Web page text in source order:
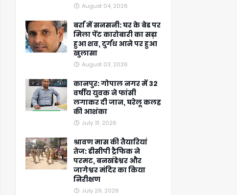
August 04, 2026
बर्रा में सनसनी: घर के बेड पर
मिला पेंट कारोबारी का सड़ा
हुआ शव, दुर्गंध आने पर हुआ
खुलासा
August 03, 2026
कानपुर: गोपाल नगर में 32
वर्षीय युवक ने फांसी
लगाकर दी जान, घरेलू कलह
की आशंका
July 31, 2026
श्रावण मास की तैयारियां
तेज: डीसीपी ट्रैफिक ने
परमट, बनखंडेश्वर और
जागेश्वर मंदिर का किया
निरीक्षण
July 29, 2026